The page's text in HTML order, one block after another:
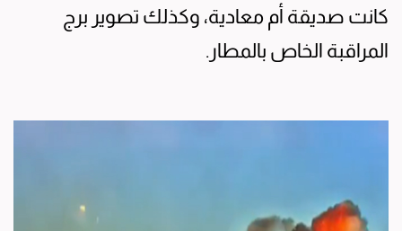
كانت صديقة أم معادية، وكذلك تصوير برج
المراقبة الخاص بالمطار.